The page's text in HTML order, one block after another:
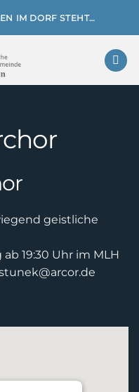
IM DORF STEHT…
geistliche
19:30 Uhr im MLH